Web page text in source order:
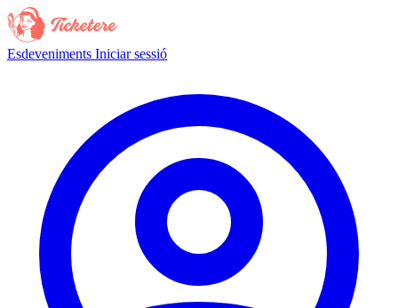
Esdeveniments Iniciar sessió